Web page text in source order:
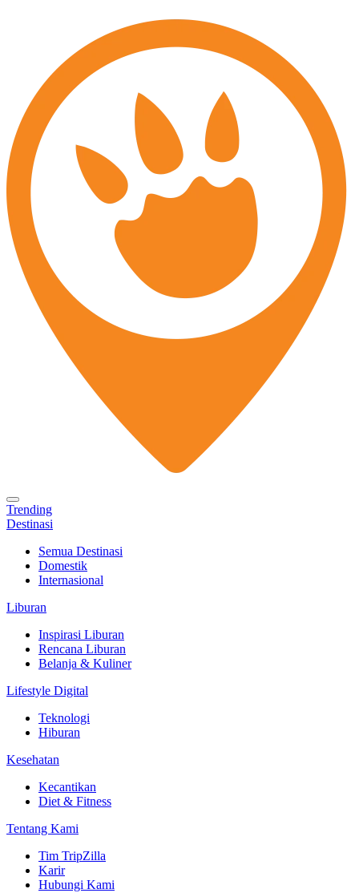
Trending
Destinasi
Semua Destinasi
Domestik
Internasional
Liburan
Inspirasi Liburan
Rencana Liburan
Belanja & Kuliner
Lifestyle Digital
Teknologi
Hiburan
Kesehatan
Kecantikan
Diet & Fitness
Tentang Kami
Tim TripZilla
Karir
Hubungi Kami